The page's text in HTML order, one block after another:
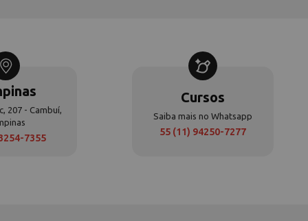
207 - Cambuí,
7355
Cursos
Saiba mais no Whatsapp
55 (11) 94250-7277